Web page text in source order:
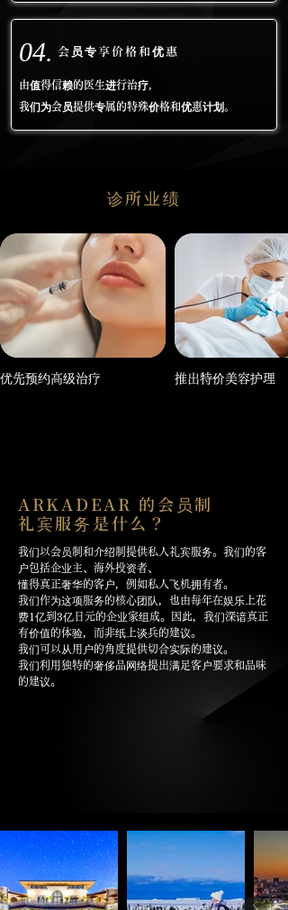
04. 会员专享价格和优惠
由值得信赖的医生进行治疗，
我们为会员提供专属的特殊价格和优惠计划。
诊所业绩
优先预约高级治疗 推出特价美容护理
ARKADEAR 的会员制
礼宾服务是什么？
我们以会员制和介绍制提供私人礼宾服务。我们的客
户包括企业主、海外投资者、
懂得真正奢华的客户，例如私人飞机拥有者。
我们作为这项服务的核心团队，也由每年在娱乐上花
费1亿到3亿日元的企业家组成。因此，我们深谙真正
有价值的体验，而非纸上谈兵的建议。
我们可以从用户的角度提供切合实际的建议。
我们利用独特的奢侈品网络提出满足客户要求和品味
的建议。